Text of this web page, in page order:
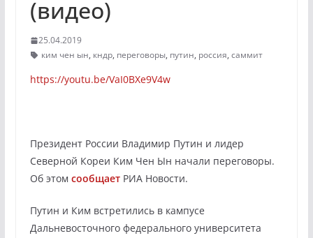
(видео)
25.04.2019
ким чен ын, кндр, переговоры, путин, россия, саммит
https://youtu.be/VaI0BXe9V4w
Президент России Владимир Путин и лидер
Северной Кореи Ким Чен Ын начали переговоры.
Об этом сообщаетРИА Новости.
Путин и Ким встретились в кампусе
Дальневосточного федерального университета